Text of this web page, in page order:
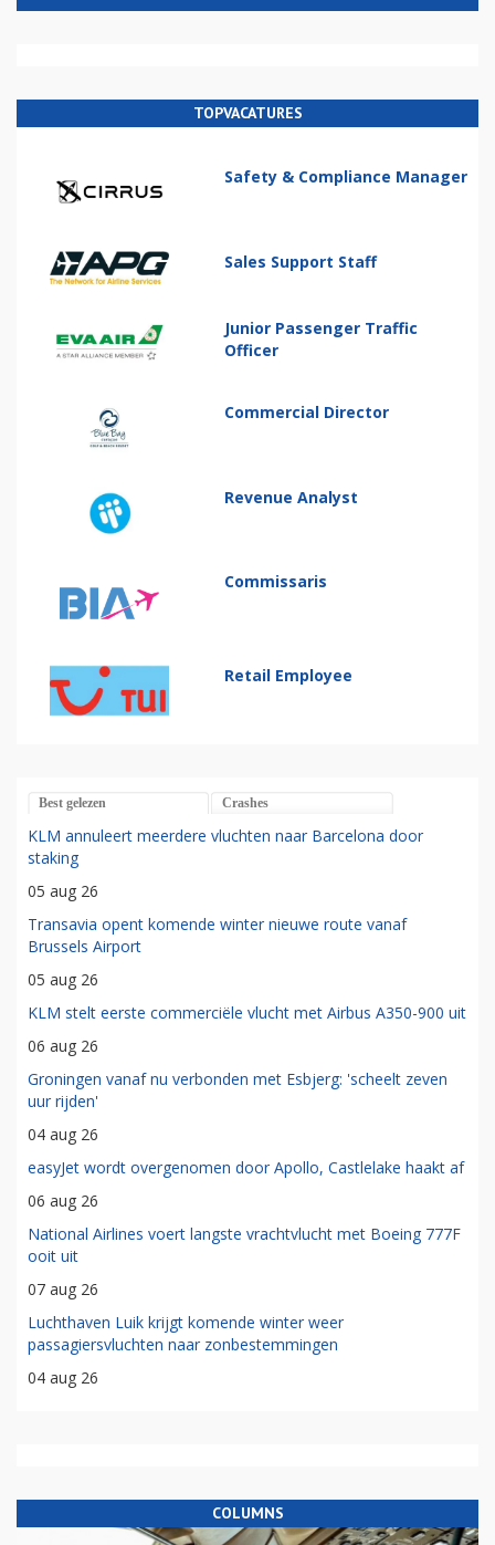
TOPVACATURES
Safety & Compliance Manager
Sales Support Staff
Junior Passenger Traffic
Officer
Commercial Director
Revenue Analyst
Commissaris
Retail Employee
Best gelezen Crashes
KLM annuleert meerdere vluchten naar Barcelona door
staking
05 aug 26
Transavia opent komende winter nieuwe route vanaf
Brussels Airport
05 aug 26
KLM stelt eerste commerciële vlucht met Airbus A350-900 uit
06 aug 26
Groningen vanaf nu verbonden met Esbjerg: 'scheelt zeven
uur rijden'
04 aug 26
easyJet wordt overgenomen door Apollo, Castlelake haakt af
06 aug 26
National Airlines voert langste vrachtvlucht met Boeing 777F
ooit uit
07 aug 26
Luchthaven Luik krijgt komende winter weer
passagiersvluchten naar zonbestemmingen
04 aug 26
COLUMNS